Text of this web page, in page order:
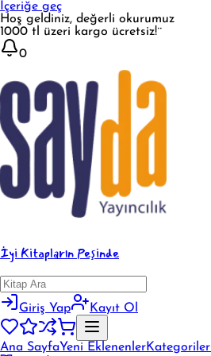
İçeriğe geç
Hoş geldiniz, değerli okurumuz
1000 tl üzeri kargo ücretsiz!¨
0
İyi Kitapların Peşinde
Giriş Yap Kayıt Ol
Ana SayfaYeni EklenenlerKategoriler